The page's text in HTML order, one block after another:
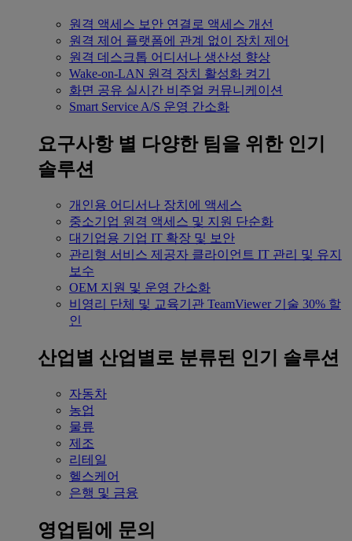
원격 액세스 보안 연결로 액세스 개선
원격 제어 플랫폼에 관계 없이 장치 제어
원격 데스크톱 어디서나 생산성 향상
Wake-on-LAN 원격 장치 활성화 켜기
화면 공유 실시간 비주얼 커뮤니케이션
Smart Service A/S 운영 간소화
요구사항 별 다양한 팀을 위한 인기
솔루션
개인용 어디서나 장치에 액세스
중소기업 원격 액세스 및 지원 단순화
대기업용 기업 IT 확장 및 보안
관리형 서비스 제공자 클라이언트 IT 관리 및 유지
보수
OEM 지원 및 운영 간소화
비영리 단체 및 교육기관 TeamViewer 기술 30% 할
인
산업별 산업별로 분류된 인기 솔루션
자동차
농업
물류
제조
리테일
헬스케어
은행 및 금융
영업팀에 문의